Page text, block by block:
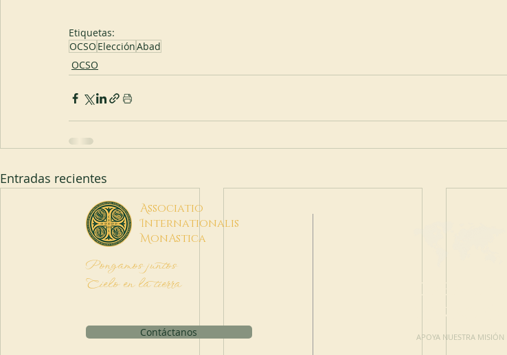
Etiquetas:
OCSO ElecciónAbad
OCSO
Entradas recientes
Associatio
Internationalis
MonAstica
Pongamos juntos
Cielo en la tierra
Contáctanos
HAGA UNA
DONACIÓN
APOYA NUESTRA MISIÓN